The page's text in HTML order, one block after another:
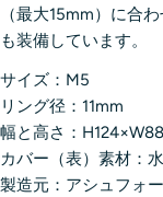
（最大15mm）に合
も装備しています。
サイズ：M5
リング径：11mm
幅と高さ：
カバー（表）素材：
製造元：アシュフォ